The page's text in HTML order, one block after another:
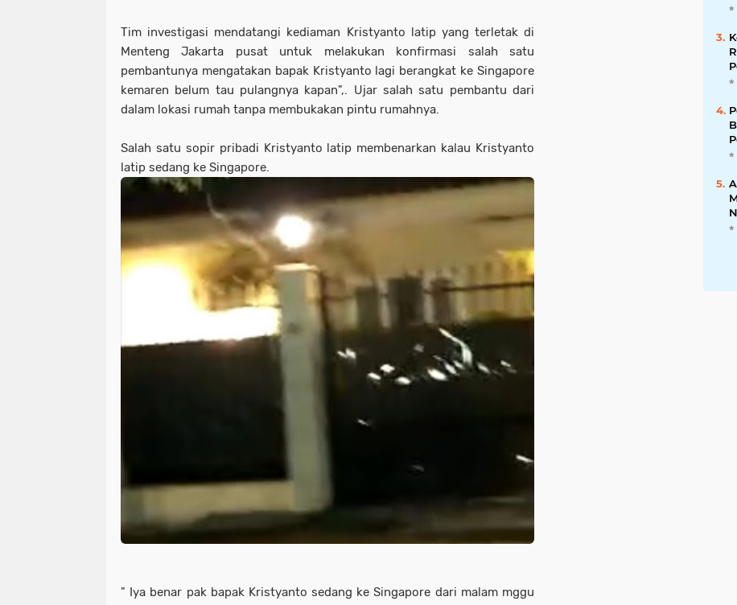
Tim investigasi mendatangi kediaman Kristyanto latip yang terletak di
Menteng Jakarta pusat untuk melakukan konfirmasi salah satu
pembantunya mengatakan bapak Kristyanto lagi berangkat ke Singapore
kemaren belum tau pulangnya kapan",. Ujar salah satu pembantu dari
dalam lokasi rumah tanpa membukakan pintu rumahnya.
Salah satu sopir pribadi Kristyanto latip membenarkan kalau Kristyanto
latip sedang ke Singapore.
" Iya benar pak bapak Kristyanto sedang ke Singapore dari malam mggu